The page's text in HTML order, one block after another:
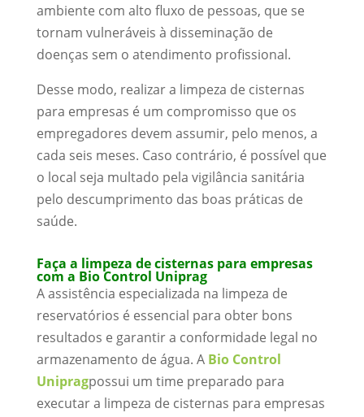
ambiente com alto fluxo de pessoas, que se
tornam vulneráveis à disseminação de
doenças sem o atendimento profissional.
Desse modo, realizar a limpeza de cisternas
para empresas é um compromisso que os
empregadores devem assumir, pelo menos, a
cada seis meses. Caso contrário, é possível que
o local seja multado pela vigilância sanitária
pelo descumprimento das boas práticas de
saúde.
Faça a limpeza de cisternas para empresas
com a Bio Control Uniprag
A assistência especializada na limpeza de
reservatórios é essencial para obter bons
resultados e garantir a conformidade legal no
armazenamento de água. A Bio Control
Unipragpossui um time preparado para
executar a limpeza de cisternas para empresas